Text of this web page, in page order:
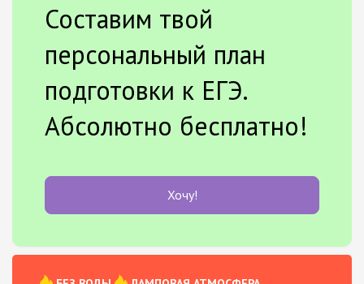
Составим твой
персональный план
подготовки к ЕГЭ.
Абсолютно бесплатно!
Хочу!